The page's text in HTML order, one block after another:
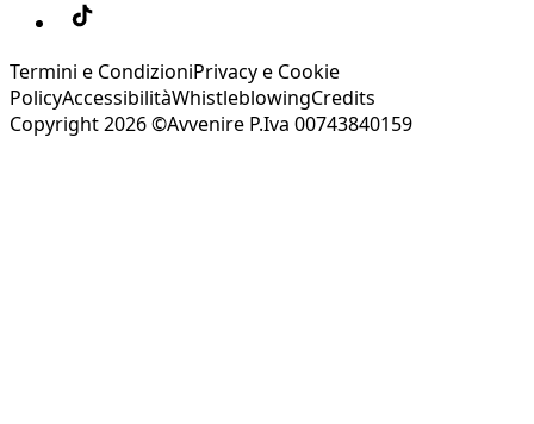
Termini e CondizioniPrivacy e Cookie
PolicyAccessibilitàWhistleblowingCredits
Copyright 2026 ©Avvenire P.Iva 00743840159